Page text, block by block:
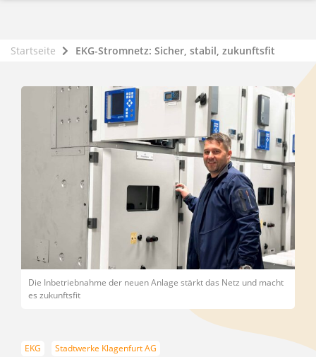
Startseite EKG-Stromnetz: Sicher, stabil, zukunftsfit
Die Inbetriebnahme der neuen Anlage stärkt das Netz und macht
es zukunftsfit
EKG Stadtwerke Klagenfurt AG